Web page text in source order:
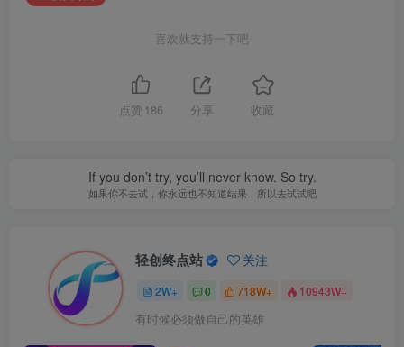
喜欢就支持一下吧
点赞 186 分享 收藏
If you don’t try, you’ll never know. So try.
如果你不去试，你永远也不知道结果，所以去试试吧
轻创终点站 关注
2W+ 0 718W+ 10943W+
有时候必须做自己的英雄